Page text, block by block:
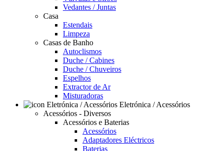
Vedantes / Juntas
Casa
Estendais
Limpeza
Casas de Banho
Autoclismos
Duche / Cabines
Duche / Chuveiros
Espelhos
Extractor de Ar
Misturadoras
Eletrónica / Acessórios
Acessórios - Diversos
Acessórios e Baterias
Acessórios
Adaptadores Eléctricos
Baterias